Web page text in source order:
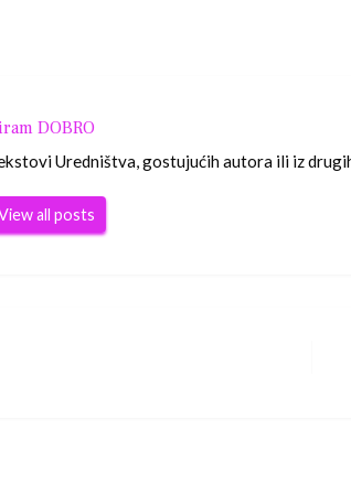
DOBRO
Uredništva, gostujućih autora ili iz
all posts